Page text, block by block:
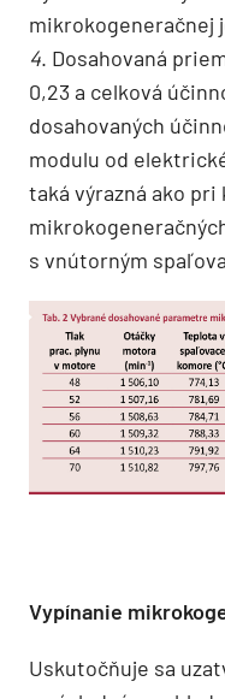
mikrokogeneračnej
4. Dosahovaná
0,23 a celková
dosahovaných
modulu od
taká výrazná ako pri
s vnútorným
Vypínanie
Uskutočňuje sa